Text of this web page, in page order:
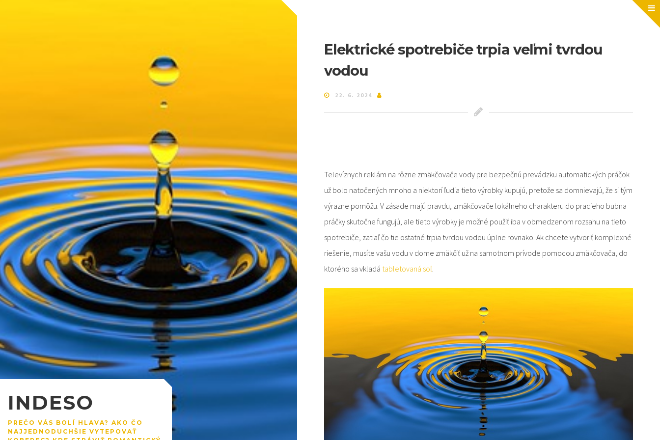
INDESO
PREČO VÁS BOLÍ HLAVA? AKO ČO
NAJJEDNODUCHŠIE VYTEPOVAŤ
Elektrické spotrebiče trpia veľmi tvrdou
vodou
22. 6. 2024
Televíznych reklám na rôzne zmäkčovače vody pre bezpečnú prevádzku automatických práčok
už bolo natočených mnoho a niektorí ľudia tieto výrobky kupujú, pretože sa domnievajú, že si tým
výrazne pomôžu. V zásade majú pravdu, zmäkčovače lokálneho charakteru do pracieho bubna
práčky skutočne fungujú, ale tieto výrobky je možné použiť iba v obmedzenom rozsahu na tieto
spotrebiče, zatiaľ čo tie ostatné trpia tvrdou vodou úplne rovnako. Ak chcete vytvoriť komplexné
riešenie, musíte vašu vodu v dome zmäkčiť už na samotnom prívode pomocou zmäkčovača, do
ktorého sa vkladá tabletovaná soľ.